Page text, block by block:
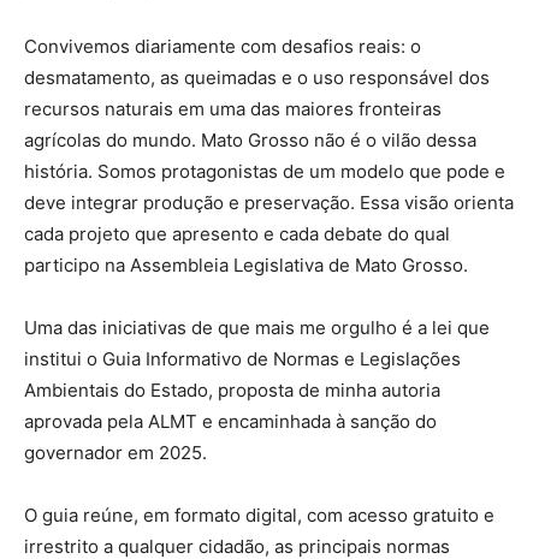
Convivemos diariamente com desafios reais: o
desmatamento, as queimadas e o uso responsável dos
recursos naturais em uma das maiores fronteiras
agrícolas do mundo. Mato Grosso não é o vilão dessa
história. Somos protagonistas de um modelo que pode e
deve integrar produção e preservação. Essa visão orienta
cada projeto que apresento e cada debate do qual
participo na Assembleia Legislativa de Mato Grosso.
Uma das iniciativas de que mais me orgulho é a lei que
institui o Guia Informativo de Normas e Legislações
Ambientais do Estado, proposta de minha autoria
aprovada pela ALMT e encaminhada à sanção do
governador em 2025.
O guia reúne, em formato digital, com acesso gratuito e
irrestrito a qualquer cidadão, as principais normas